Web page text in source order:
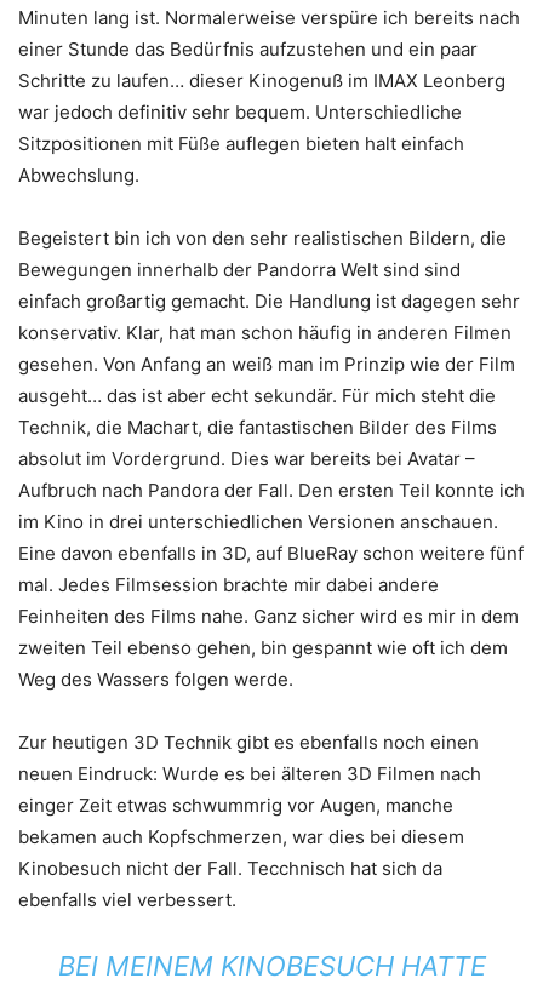
Minuten lang ist. Normalerweise verspüre ich bereits nach
einer Stunde das Bedürfnis aufzustehen und ein paar
Schritte zu laufen… dieser Kinogenuß im IMAX Leonberg
war jedoch definitiv sehr bequem. Unterschiedliche
Sitzpositionen mit Füße auflegen bieten halt einfach
Abwechslung.
Begeistert bin ich von den sehr realistischen Bildern, die
Bewegungen innerhalb der Pandorra Welt sind sind
einfach großartig gemacht. Die Handlung ist dagegen sehr
konservativ. Klar, hat man schon häufig in anderen Filmen
gesehen. Von Anfang an weiß man im Prinzip wie der Film
ausgeht… das ist aber echt sekundär. Für mich steht die
Technik, die Machart, die fantastischen Bilder des Films
absolut im Vordergrund. Dies war bereits bei Avatar –
Aufbruch nach Pandora der Fall. Den ersten Teil konnte ich
im Kino in drei unterschiedlichen Versionen anschauen.
Eine davon ebenfalls in 3D, auf BlueRay schon weitere fünf
mal. Jedes Filmsession brachte mir dabei andere
Feinheiten des Films nahe. Ganz sicher wird es mir in dem
zweiten Teil ebenso gehen, bin gespannt wie oft ich dem
Weg des Wassers folgen werde.
Zur heutigen 3D Technik gibt es ebenfalls noch einen
neuen Eindruck: Wurde es bei älteren 3D Filmen nach
einger Zeit etwas schwummrig vor Augen, manche
bekamen auch Kopfschmerzen, war dies bei diesem
Kinobesuch nicht der Fall. Tecchnisch hat sich da
ebenfalls viel verbessert.
BEI MEINEM KINOBESUCH HATTE